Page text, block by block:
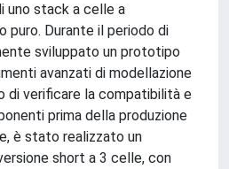
uno stack a celle a
puro. Durante il periodo di
sviluppato un prototipo
avanzati di modellazione
di verificare la compatibilità e
prima della produzione
è stato realizzato un
short a 3 celle, con